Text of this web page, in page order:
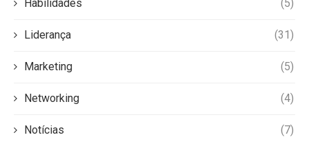
Habilidades (5)
Liderança (31)
Marketing (5)
Networking (4)
Notícias (7)